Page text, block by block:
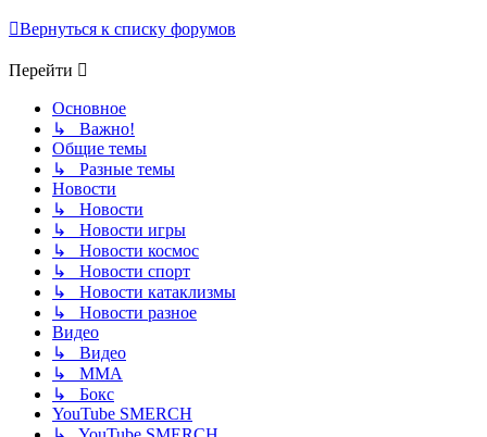
Вернуться к списку форумов
Перейти
Основное
↳ Важно!
Общие темы
↳ Разные темы
Новости
↳ Новости
↳ Новости игры
↳ Новости космос
↳ Новости спорт
↳ Новости катаклизмы
↳ Новости разное
Видео
↳ Видео
↳ ММА
↳ Бокс
YouTube SMERCH